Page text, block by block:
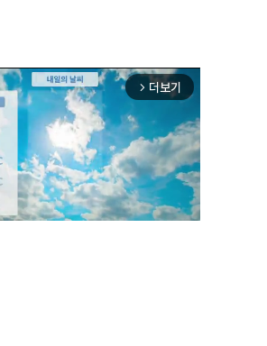
arrow_forward_ios 더보기